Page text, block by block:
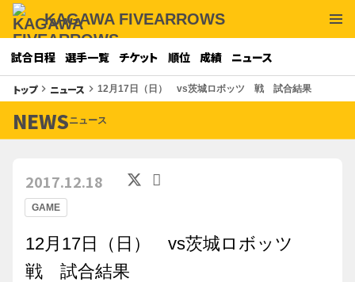
KAGAWA FIVEARROWS
試合日程 選手一覧 チケット 順位 成績 ニュース
トップkeyboard_arrow_right ニュース keyboard_arrow_right 12月17日（日） vs茨城ロボッツ 戦 試合結果
NEWSニュース
GAME
2017.12.18
12月17日（日） vs茨城ロボッツ
戦 試合結果